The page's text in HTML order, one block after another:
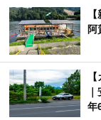
阿
年